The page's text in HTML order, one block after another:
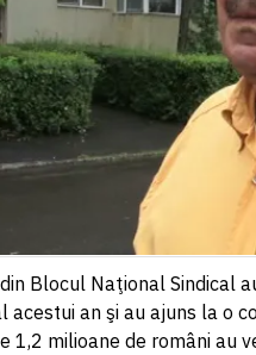
Blocul Naţional Sindical
acestui an şi au ajuns la o
1,2 milioane de români au